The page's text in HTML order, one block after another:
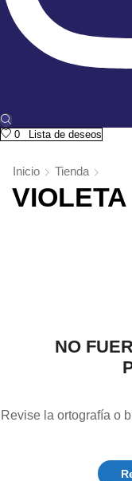
0 Lista de deseos
Inicio Tienda
NO
Revise la ortografía o